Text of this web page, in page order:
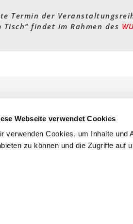
Webseite verwendet Cookies
verwenden Cookies, um Inhalte und
zu können und die Zugriffe auf
Termin der
Tisch” findet im Rahmen des